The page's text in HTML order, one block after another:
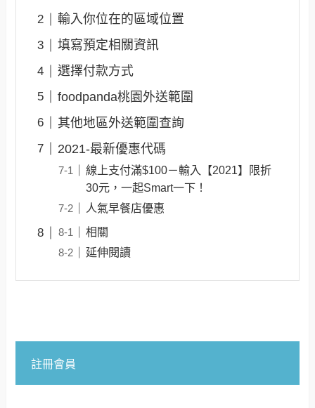
輸入你位在的區域位置
填寫預定相關資訊
選擇付款方式
foodpanda桃園外送範圍
其他地區外送範圍查詢
2021-最新優惠代碼
線上支付滿$100－輸入【2021】限折
30元，一起Smart一下！
人氣早餐店優惠
相關
延伸閱讀
註冊會員